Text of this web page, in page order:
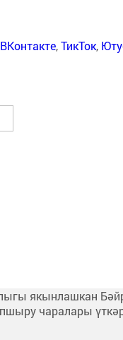
ВКонтакте,ТикТок,